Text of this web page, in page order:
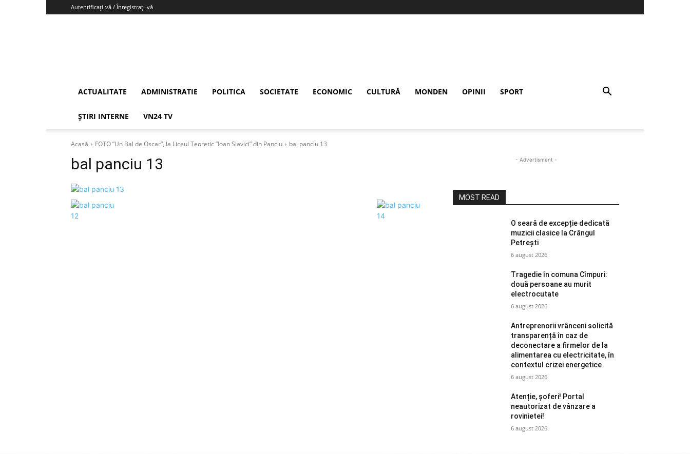
Autentificați-vă / Înregistrați-vă
ACTUALITATE ADMINISTRATIE POLITICA SOCIETATE ECONOMIC CULTURĂ MONDEN OPINII SPORT
ȘTIRI INTERNE VN24 TV
Acasă FOTO ”Un Bal de Oscar”, la Liceul Teoretic ”Ioan Slavici” din Panciu bal panciu 13
bal panciu 13 - Advertisment -
MOST READ
O seară de excepție dedicată
muzicii clasice la Crângul
Petrești
6 august 2026
Tragedie în comuna Cîmpuri:
două persoane au murit
electrocutate
6 august 2026
Antreprenorii vrânceni solicită
transparență în caz de
deconectare a firmelor de la
alimentarea cu electricitate, în
contextul crizei energetice
6 august 2026
Atenție, șoferi! Portal
neautorizat de vânzare a
rovinietei!
6 august 2026